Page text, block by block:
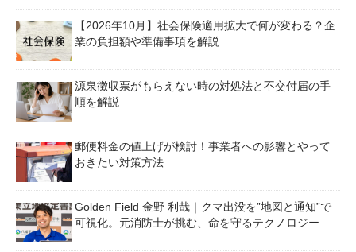
【2026年10月】社会保険適用拡大で何が変わる？企
業の負担額や準備事項を解説
源泉徴収票がもらえない時の対処法と不交付届の手
順を解説
郵便料金の値上げが検討！事業者への影響とやって
おきたい対策方法
Golden Field 金野 利哉｜クマ出没を”地図と通知”で
可視化。元消防士が挑む、命を守るテクノロジー